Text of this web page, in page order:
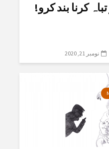
کرنا بند کرو!
نومبر 21, 2020